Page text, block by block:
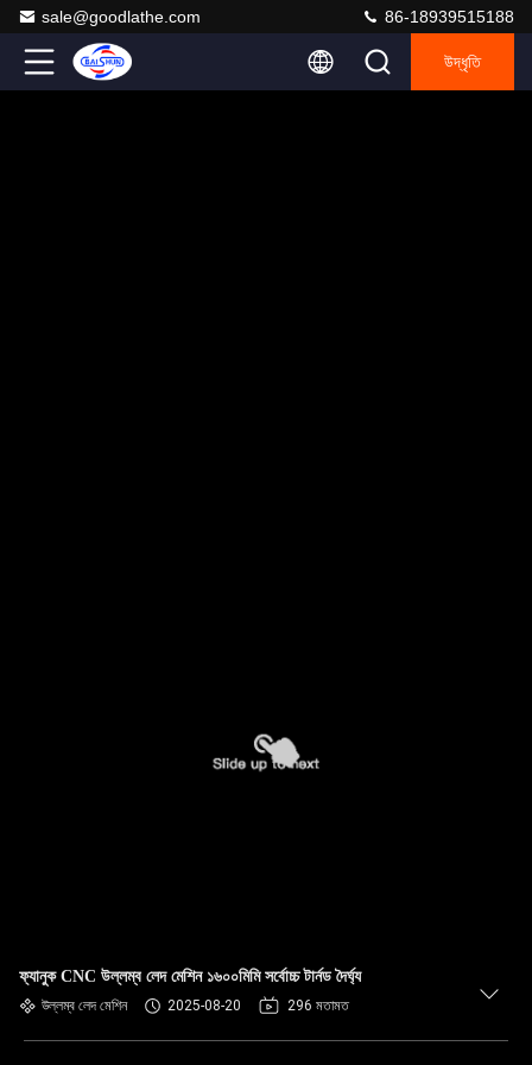
sale@goodlathe.com 86-18939515188
উদ্ধৃতি
ফ্যানুক CNC উল্লম্ব লেদ মেশিন ১৬০০মিমি সর্বোচ্চ টার্নড দৈর্ঘ্য
উল্লম্ব লেদ মেশিন 2025-08-20 296 মতামত